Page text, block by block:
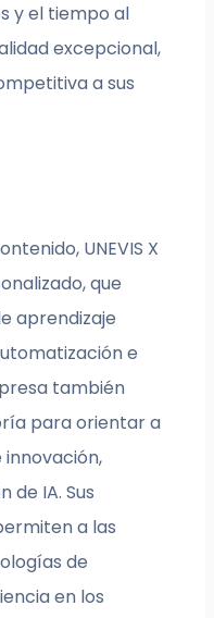
y el tiempo al
excepcional,
a sus
UNEVIS X
que
aprendizaje
e
también
para orientar a
IA. Sus
a las
de
en los